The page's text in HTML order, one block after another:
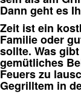
Dann geht es
Zeit ist ein
Familie oder
sollte. Was
gemütliches
Feuers zu
Gegrilltem in